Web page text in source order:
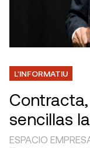
L'INFORMATIU
sencillas
ESPACIO